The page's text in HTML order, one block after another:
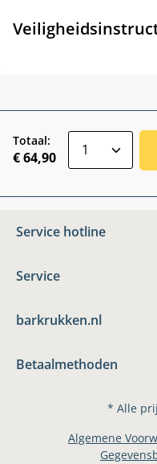
Totaal:
€ 64,90
Service hotline
Service
barkrukken.nl
Betaalmethoden
* Alle
Algemene